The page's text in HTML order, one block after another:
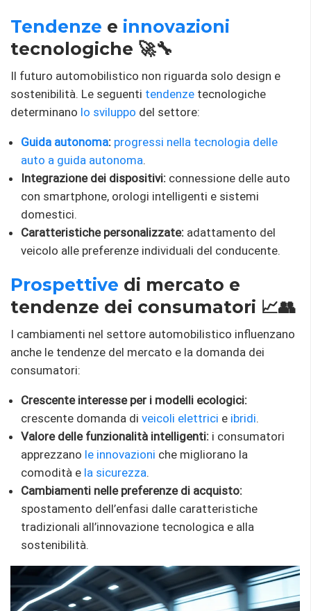
Tendenze e innovazioni
tecnologiche 🚀🔧
Il futuro automobilistico non riguarda solo design e
sostenibilità. Le seguenti tendenze tecnologiche
determinano lo sviluppo del settore:
Guida autonoma: progressi nella tecnologia delle
auto a guida autonoma.
Integrazione dei dispositivi: connessione delle auto
con smartphone, orologi intelligenti e sistemi
domestici.
Caratteristiche personalizzate: adattamento del
veicolo alle preferenze individuali del conducente.
Prospettive di mercato e
tendenze dei consumatori 📈👥
I cambiamenti nel settore automobilistico influenzano
anche le tendenze del mercato e la domanda dei
consumatori:
Crescente interesse per i modelli ecologici:
crescente domanda di veicoli elettrici e ibridi.
Valore delle funzionalità intelligenti: i consumatori
apprezzano le innovazioni che migliorano la
comodità e la sicurezza.
Cambiamenti nelle preferenze di acquisto:
spostamento dell’enfasi dalle caratteristiche
tradizionali all’innovazione tecnologica e alla
sostenibilità.